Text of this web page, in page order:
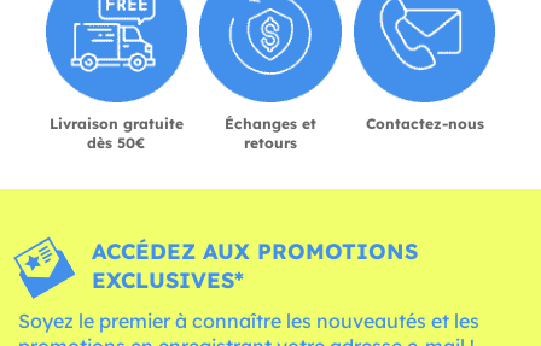
Livraison gratuite
dès 50€
Échanges et
retours
Contactez-nous
ACCÉDEZ AUX PROMOTIONS
EXCLUSIVES*
Soyez le premier à connaître les nouveautés et les